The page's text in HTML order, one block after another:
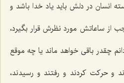
انسان در دلش باید یاد خدا باشد و
از ساعاتش مورد نظرش قرار بگیرد،
چقدر باقی خواهد ماند یا چه موقع
و حرکت کردند و رفتند و رسیدند،